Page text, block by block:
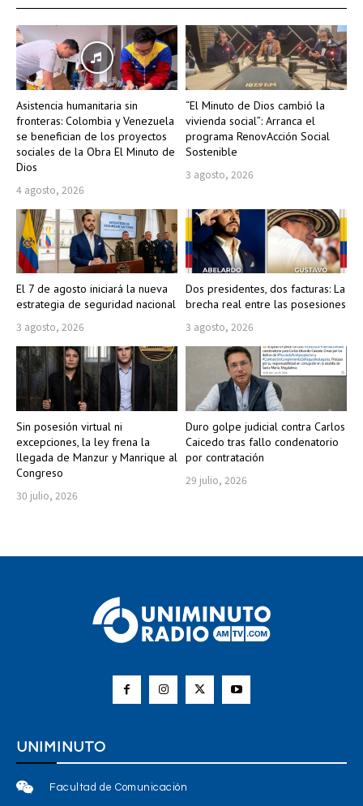
Asistencia humanitaria sin
fronteras: Colombia y Venezuela
se benefician de los proyectos
sociales de la Obra El Minuto de
Dios
4 agosto, 2026
“El Minuto de Dios cambió la
vivienda social”: Arranca el
programa RenovAcción Social
Sostenible
3 agosto, 2026
El 7 de agosto iniciará la nueva
estrategia de seguridad nacional
3 agosto, 2026
Dos presidentes, dos facturas: La
brecha real entre las posesiones
3 agosto, 2026
Sin posesión virtual ni
excepciones, la ley frena la
llegada de Manzur y Manrique al
Congreso
30 julio, 2026
Duro golpe judicial contra Carlos
Caicedo tras fallo condenatorio
por contratación
29 julio, 2026
UNIMINUTO
Facultad de Comunicación